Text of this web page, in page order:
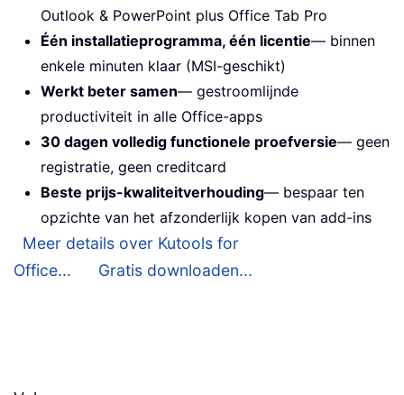
Outlook & PowerPoint plus Office Tab Pro
Één installatieprogramma, één licentie— binnen
enkele minuten klaar (MSI-geschikt)
Werkt beter samen— gestroomlijnde
productiviteit in alle Office-apps
30 dagen volledig functionele proefversie— geen
registratie, geen creditcard
Beste prijs-kwaliteitverhouding— bespaar ten
opzichte van het afzonderlijk kopen van add-ins
Meer details over Kutools for
Office...
Gratis downloaden...